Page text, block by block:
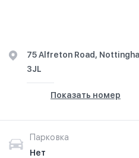
75 Alfreton Road,
3JL
Показать номер
Парковка
Нет